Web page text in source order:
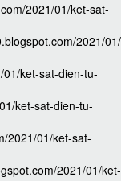
2021/01/ket-sat-
2021/
ket-sat-dien-tu-
ket-sat-dien-tu-
2021/01/ket-sat-
2021/01/ket-